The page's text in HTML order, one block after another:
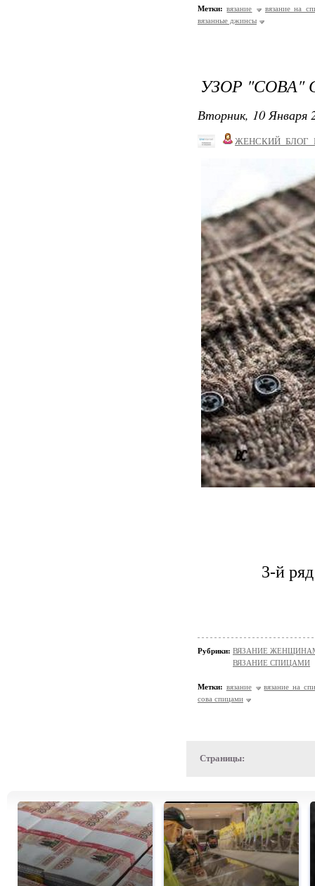
Метки: вязание
вязание на
вязанные джинсы
УЗОР
Вторник, 10 Января
3-й
Рубрики: ВЯЗАНИЕ
ВЯЗАНИЕ СПИЦАМИ
Метки: вязание
вязание на
сова спицами
Страницы: